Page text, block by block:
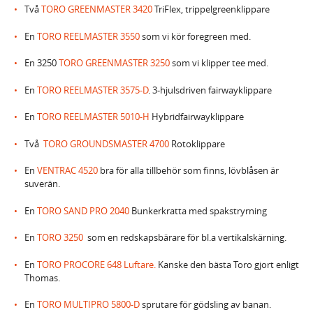
TvåTORO GREENMASTER 3420TriFlex, trippelgreenklippare
En TORO REELMASTER 3550som vi kör foregreen med.
En 3250TORO GREENMASTER 3250som vi klipper tee med.
En TORO REELMASTER 3575-D. 3-hjulsdriven fairwayklippare
En TORO REELMASTER 5010-H Hybridfairwayklippare
Två TORO GROUNDSMASTER 4700 Rotoklippare
En VENTRAC 4520 bra för alla tillbehör som finns, lövblåsen är
suverän.
En TORO SAND PRO 2040 Bunkerkratta med spakstryrning
En TORO 3250 som en redskapsbärare för bl.a vertikalskärning.
En TORO PROCORE 648 Luftare. Kanske den bästa Toro gjort enligt
Thomas.
En TORO MULTIPRO 5800-Dsprutare för gödsling av banan.